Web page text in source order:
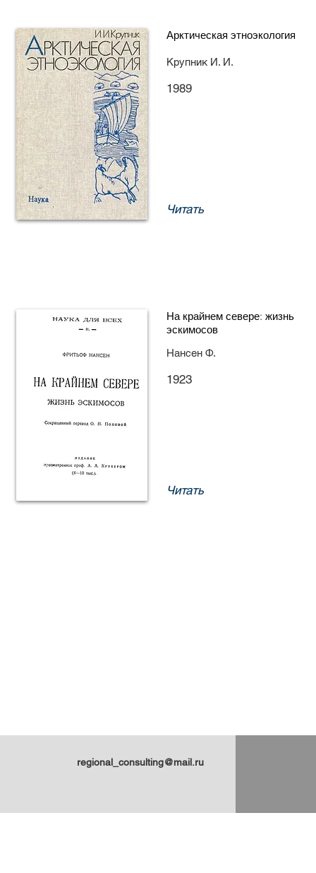
Арктическая этноэкология
Крупник И. И.
1989
Читать
На крайнем севере: жизнь
эскимосов
Нансен Ф.
1923
Читать
regional_consulting@mail.ru